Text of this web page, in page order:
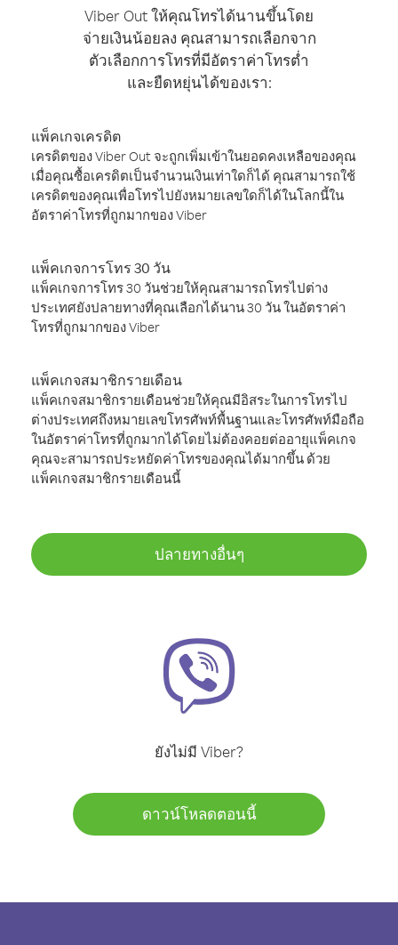
Viber Out ให้คุณโทรได้นานขึ้นโดย
จ่ายเงินน้อยลง คุณสามารถเลือกจาก
ตัวเลือกการโทรที่มีอัตราค่าโทรต่ำ
และยืดหยุ่นได้ของเรา:
แพ็คเกจเครดิต
เครดิตของ Viber Out จะถูกเพิ่มเข้าในยอดคงเหลือของคุณ
เมื่อคุณซื้อเครดิตเป็นจำนวนเงินเท่าใดก็ได้ คุณสามารถใช้
เครดิตของคุณเพื่อโทรไปยังหมายเลขใดก็ได้ในโลกนี้ใน
อัตราค่าโทรที่ถูกมากของ Viber
แพ็คเกจการโทร 30 วัน
แพ็คเกจการโทร 30 วันช่วยให้คุณสามารถโทรไปต่าง
ประเทศยังปลายทางที่คุณเลือกได้นาน 30 วัน ในอัตราค่า
โทรที่ถูกมากของ Viber
แพ็คเกจสมาชิกรายเดือน
แพ็คเกจสมาชิกรายเดือนช่วยให้คุณมีอิสระในการโทรไป
ต่างประเทศถึงหมายเลขโทรศัพท์พื้นฐานและโทรศัพท์มือถือ
ในอัตราค่าโทรที่ถูกมากได้โดยไม่ต้องคอยต่ออายุแพ็คเกจ
คุณจะสามารถประหยัดค่าโทรของคุณได้มากขึ้น ด้วย
แพ็คเกจสมาชิกรายเดือนนี้
ปลายทางอื่นๆ
ยังไม่มี Viber?
ดาวน์โหลดตอนนี้